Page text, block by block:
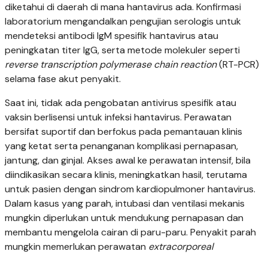
diketahui di daerah di mana hantavirus ada. Konfirmasi
laboratorium mengandalkan pengujian serologis untuk
mendeteksi antibodi IgM spesifik hantavirus atau
peningkatan titer IgG, serta metode molekuler seperti
reverse transcription polymerase chain reaction(RT-PCR)
selama fase akut penyakit.
Saat ini, tidak ada pengobatan antivirus spesifik atau
vaksin berlisensi untuk infeksi hantavirus. Perawatan
bersifat suportif dan berfokus pada pemantauan klinis
yang ketat serta penanganan komplikasi pernapasan,
jantung, dan ginjal. Akses awal ke perawatan intensif, bila
diindikasikan secara klinis, meningkatkan hasil, terutama
untuk pasien dengan sindrom kardiopulmoner hantavirus.
Dalam kasus yang parah, intubasi dan ventilasi mekanis
mungkin diperlukan untuk mendukung pernapasan dan
membantu mengelola cairan di paru-paru. Penyakit parah
mungkin memerlukan perawatan extracorporeal